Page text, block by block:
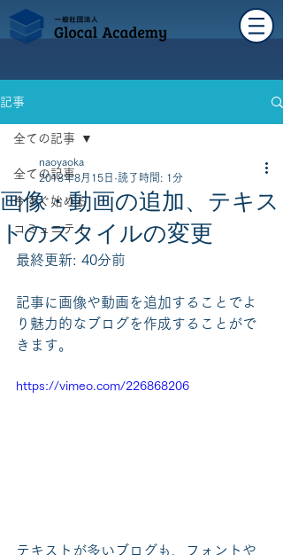
記事
全ての記事
今すぐ始める
コミュニティ
全ての記事
画像・動画の追加、テキス
トのスタイルの変更
naoyaoka
2018年8月15日 読了時間: 1分
最終更新: 40分前
記事に画像や動画を追加することでよ
り魅力的なブログを作成することがで
きます。
https://vimeo.com/226868206
テキストが多いブログも、フォントや